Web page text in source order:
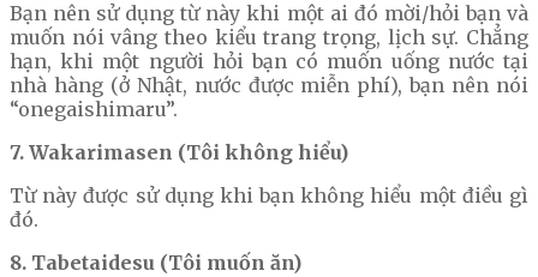
Bạn nên sử dụng từ này khi một ai đó mời/hỏi bạn và
muốn nói vâng theo kiểu trang trọng, lịch sự. Chẳng
hạn, khi một người hỏi bạn có muốn uống nước tại
nhà hàng (ở Nhật, nước được miễn phí), bạn nên nói
“onegaishimaru”.
7. Wakarimasen (Tôi không hiểu)
Từ này được sử dụng khi bạn không hiểu một điều gì
đó.
8. Tabetaidesu (Tôi muốn ăn)